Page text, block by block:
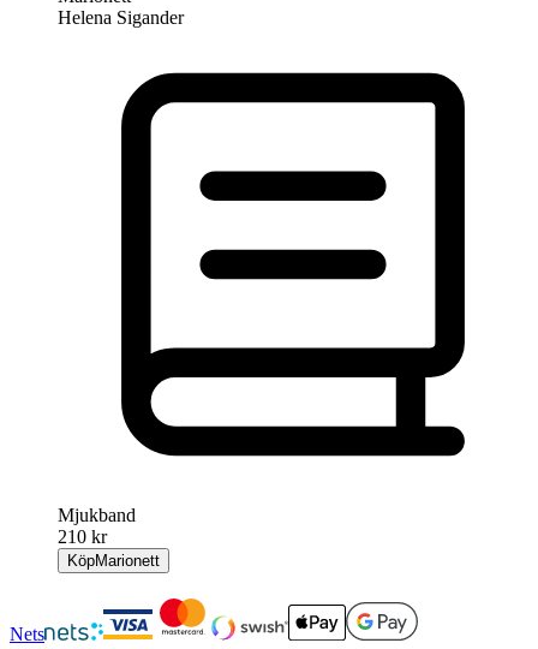
Helena Sigander
Mjukband
210 kr
KöpMarionett
Nets